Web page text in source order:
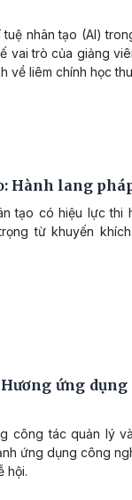
nhân tạo (AI)
vai trò của giảng
về liêm chính học
Hành lang
tạo có hiệu lực thi
từ khuyến
ứng
công tác quản lý
ứng dụng công
hội.